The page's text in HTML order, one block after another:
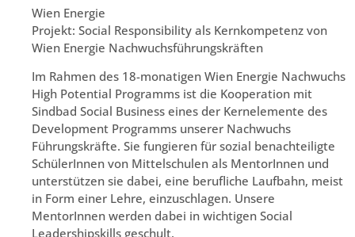
Wien Energie
Projekt: Social Responsibility als Kernkompetenz von
Wien Energie Nachwuchsführungskräften
Im Rahmen des 18-monatigen Wien Energie Nachwuchs
High Potential Programms ist die Kooperation mit
Sindbad Social Business eines der Kernelemente des
Development Programms unserer Nachwuchs
Führungskräfte. Sie fungieren für sozial benachteiligte
SchülerInnen von Mittelschulen als MentorInnen und
unterstützen sie dabei, eine berufliche Laufbahn, meist
in Form einer Lehre, einzuschlagen. Unsere
MentorInnen werden dabei in wichtigen Social
Leadershipskills geschult.